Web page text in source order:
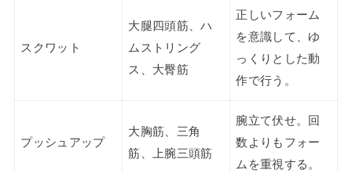
スクワット
大腿四頭筋、ハ
ムストリング
ス、大臀筋
正しいフォーム
を意識して、ゆ
っくりとした動
作で行う。
プッシュアップ
大胸筋、三角
筋、上腕三頭筋
腕立て伏せ。回
数よりもフォー
ムを重視する。